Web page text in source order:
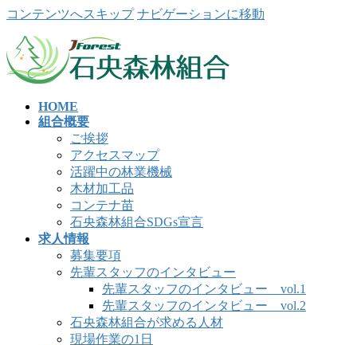
コンテンツへスキップ ナビゲーションに移動
HOME
組合概要
ご挨拶
アクセスマップ
活躍中の林業機械
木材加工品
コンテナ苗
石央森林組合SDGs宣言
求人情報
募集要項
先輩スタッフのインタビュー
先輩スタッフのインタビュー vol.1
先輩スタッフのインタビュー vol.2
石央森林組合が求める人材
現場作業の1日